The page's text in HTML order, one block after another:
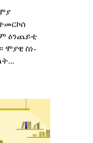
ዕንጨይቲ
ሞያዊ ስነ-